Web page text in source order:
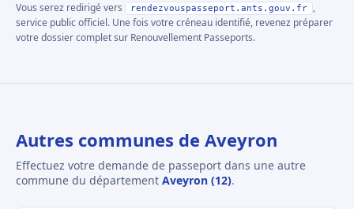
Vous serez redirigé vers rendezvouspasseport.ants.gouv.fr
,
service public officiel. Une fois votre créneau identifié, revenez préparer
votre dossier complet sur Renouvellement Passeports.
Autres communes de Aveyron
Effectuez votre demande de passeport dans une autre
commune du département Aveyron (12).